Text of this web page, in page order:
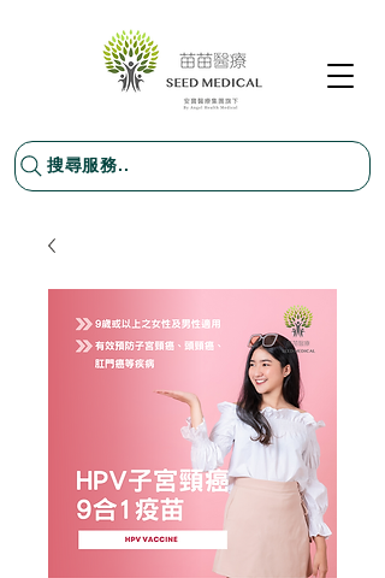
搜尋服務..